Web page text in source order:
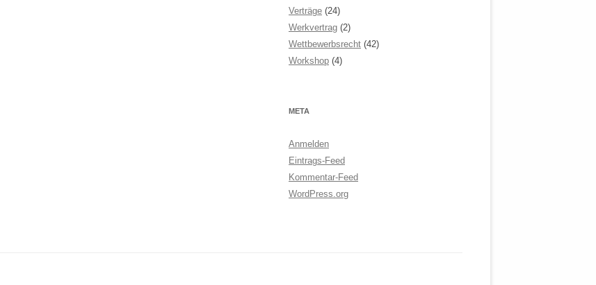
Verträge (24)
Werkvertrag (2)
Wettbewerbsrecht (42)
Workshop (4)
META
Anmelden
Eintrags-Feed
Kommentar-Feed
WordPress.org